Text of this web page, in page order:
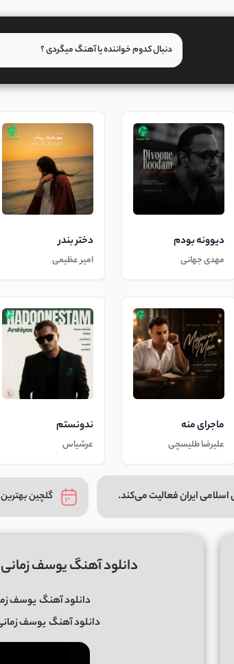
دیوونه بودم
مهدی جهانی
دختر بندر
امیر عظیمی
ماجرای منه
علیرضا طلیسچی
ندونستم
عرشیاس
ایران فعالیت می‌کند. گلچین
دانلود آهنگ یوسف
دانلود آهنگیوسف
دانلود آهنگیوسف